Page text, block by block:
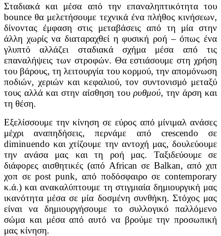
Σταδιακά και μέσα από την επαναληπτικότητα του
bounce θα μελετήσουμε τεχνικά ένα πλήθος κινήσεων,
δίνοντας έμφαση στις μεταβάσεις από τη μία στην
άλλη χωρίς να διαταραχθεί η φυσική ροή – όπως ένα
γλυπτό αλλάζει σταδιακά σχήμα μέσα από τις
επαναλήψεις των στροφών. Θα εστιάσουμε στη χρήση
του βάρους, τη λειτουργία του κορμού, την απομόνωση
ποδιών, χεριών και κεφαλιού, τον συντονισμό μεταξύ
τους αλλά και στην αίσθηση του ρυθμού, την άρση και
τη θέση.
Εξελίσσουμε την κίνηση σε εύρος από μίνιμαλ ανάσες
μέχρι αναπηδήσεις, περνάμε από crescendo σε
diminuendo και χτίζουμε την αντοχή μας, δουλεύουμε
την ανάσα μας και τη ροή μας. Ταξιδεύουμε σε
διάφορες αισθητικές (από African σε Balkan, από χιπ
χοπ σε post punk, από ποδόσφαιρο σε contemporary
κ.ά.) και ανακαλύπτουμε τη στιγμιαία δημιουργική μας
ικανότητα μέσα σε μία δοσμένη συνθήκη. Στόχος μας
είναι να δημιουργήσουμε το συλλογικό παλλόμενο
σώμα και μέσα από αυτό να βρούμε την προσωπική
μας κίνηση.